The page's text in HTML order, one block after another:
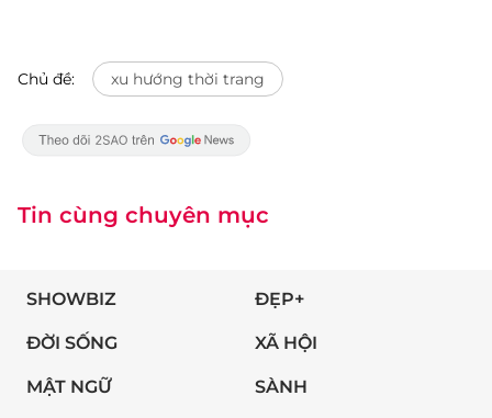
Chủ đề: xu hướng thời trang
Tin cùng chuyên mục
SHOWBIZ ĐẸP+
ĐỜI SỐNG XÃ HỘI
MẬT NGỮ SÀNH